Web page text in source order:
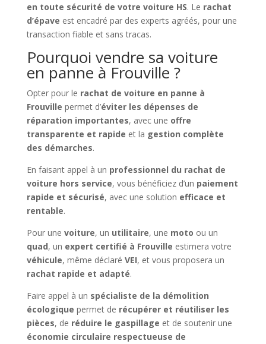
en toute sécurité de votre voiture HS. Le rachat
d’épave est encadré par des experts agréés, pour une
transaction fiable et sans tracas.
Pourquoi vendre sa voiture
en panne à Frouville ?
Opter pour le rachat de voiture en panne à
Frouville permet d’éviter les dépenses de
réparation importantes, avec une offre
transparente et rapide et la gestion complète
des démarches.
En faisant appel à un professionnel du rachat de
voiture hors service, vous bénéficiez d’un paiement
rapide et sécurisé, avec une solution efficace et
rentable.
Pour une voiture, un utilitaire, une moto ou un
quad, un expert certifié à Frouville estimera votre
véhicule, même déclaré VEI, et vous proposera un
rachat rapide et adapté.
Faire appel à un spécialiste de la démolition
écologique permet de récupérer et réutiliser les
pièces, de réduire le gaspillage et de soutenir une
économie circulaire respectueuse de